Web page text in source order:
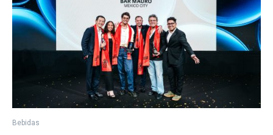
Bebidas